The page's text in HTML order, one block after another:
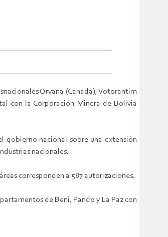
Orvana (Canadá), Votorantim
con la Corporación Minera de Bolivia
gobierno nacional sobre una extensión
nacionales.
corresponden a 587 autorizaciones.
de Beni, Pando y La Paz con